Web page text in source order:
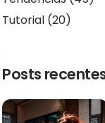
Tutorial (20)
Posts